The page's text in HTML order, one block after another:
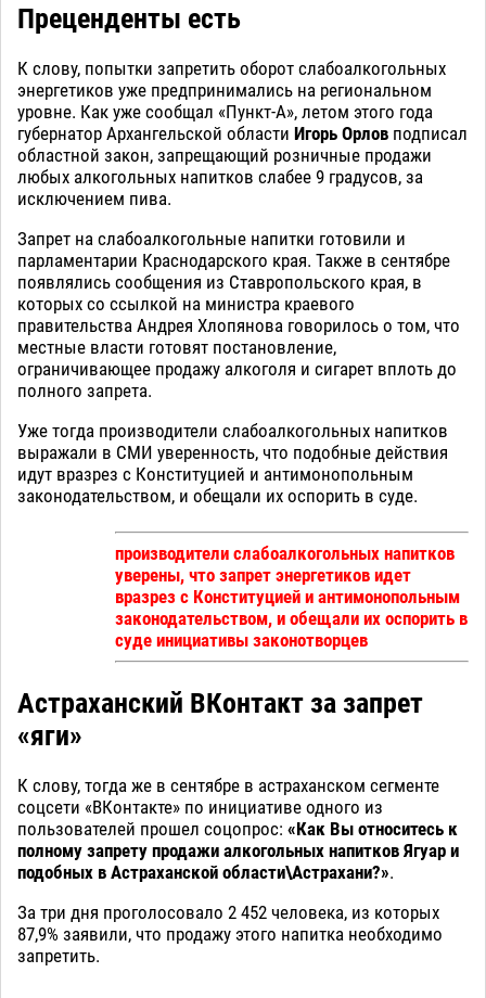
Преценденты есть
К слову, попытки запретить оборот слабоалкогольных
энергетиков уже предпринимались на региональном
уровне. Как уже сообщал «Пункт-А», летом этого года
губернатор Архангельской области Игорь Орлов подписал
областной закон, запрещающий розничные продажи
любых алкогольных напитков слабее 9 градусов, за
исключением пива.
Запрет на слабоалкогольные напитки готовили и
парламентарии Краснодарского края. Также в сентябре
появлялись сообщения из Ставропольского края, в
которых со ссылкой на министра краевого
правительства Андрея Хлопянова говорилось о том, что
местные власти готовят постановление,
ограничивающее продажу алкоголя и сигарет вплоть до
полного запрета.
Уже тогда производители слабоалкогольных напитков
выражали в СМИ уверенность, что подобные действия
идут вразрез с Конституцией и антимонопольным
законодательством, и обещали их оспорить в суде.
производители слабоалкогольных напитков
уверены, что запрет энергетиков идет
вразрез с Конституцией и антимонопольным
законодательством, и обещали их оспорить в
суде инициативы законотворцев
Астраханский ВКонтакт за запрет
«яги»
К слову, тогда же в сентябре в астраханском сегменте
соцсети «ВКонтакте» по инициативе одного из
пользователей прошел соцопрос: «Как Вы относитесь к
полному запрету продажи алкогольных напитков Ягуар и
подобных в Астраханской области\Астрахани?».
За три дня проголосовало 2 452 человека, из которых
87,9% заявили, что продажу этого напитка необходимо
запретить.